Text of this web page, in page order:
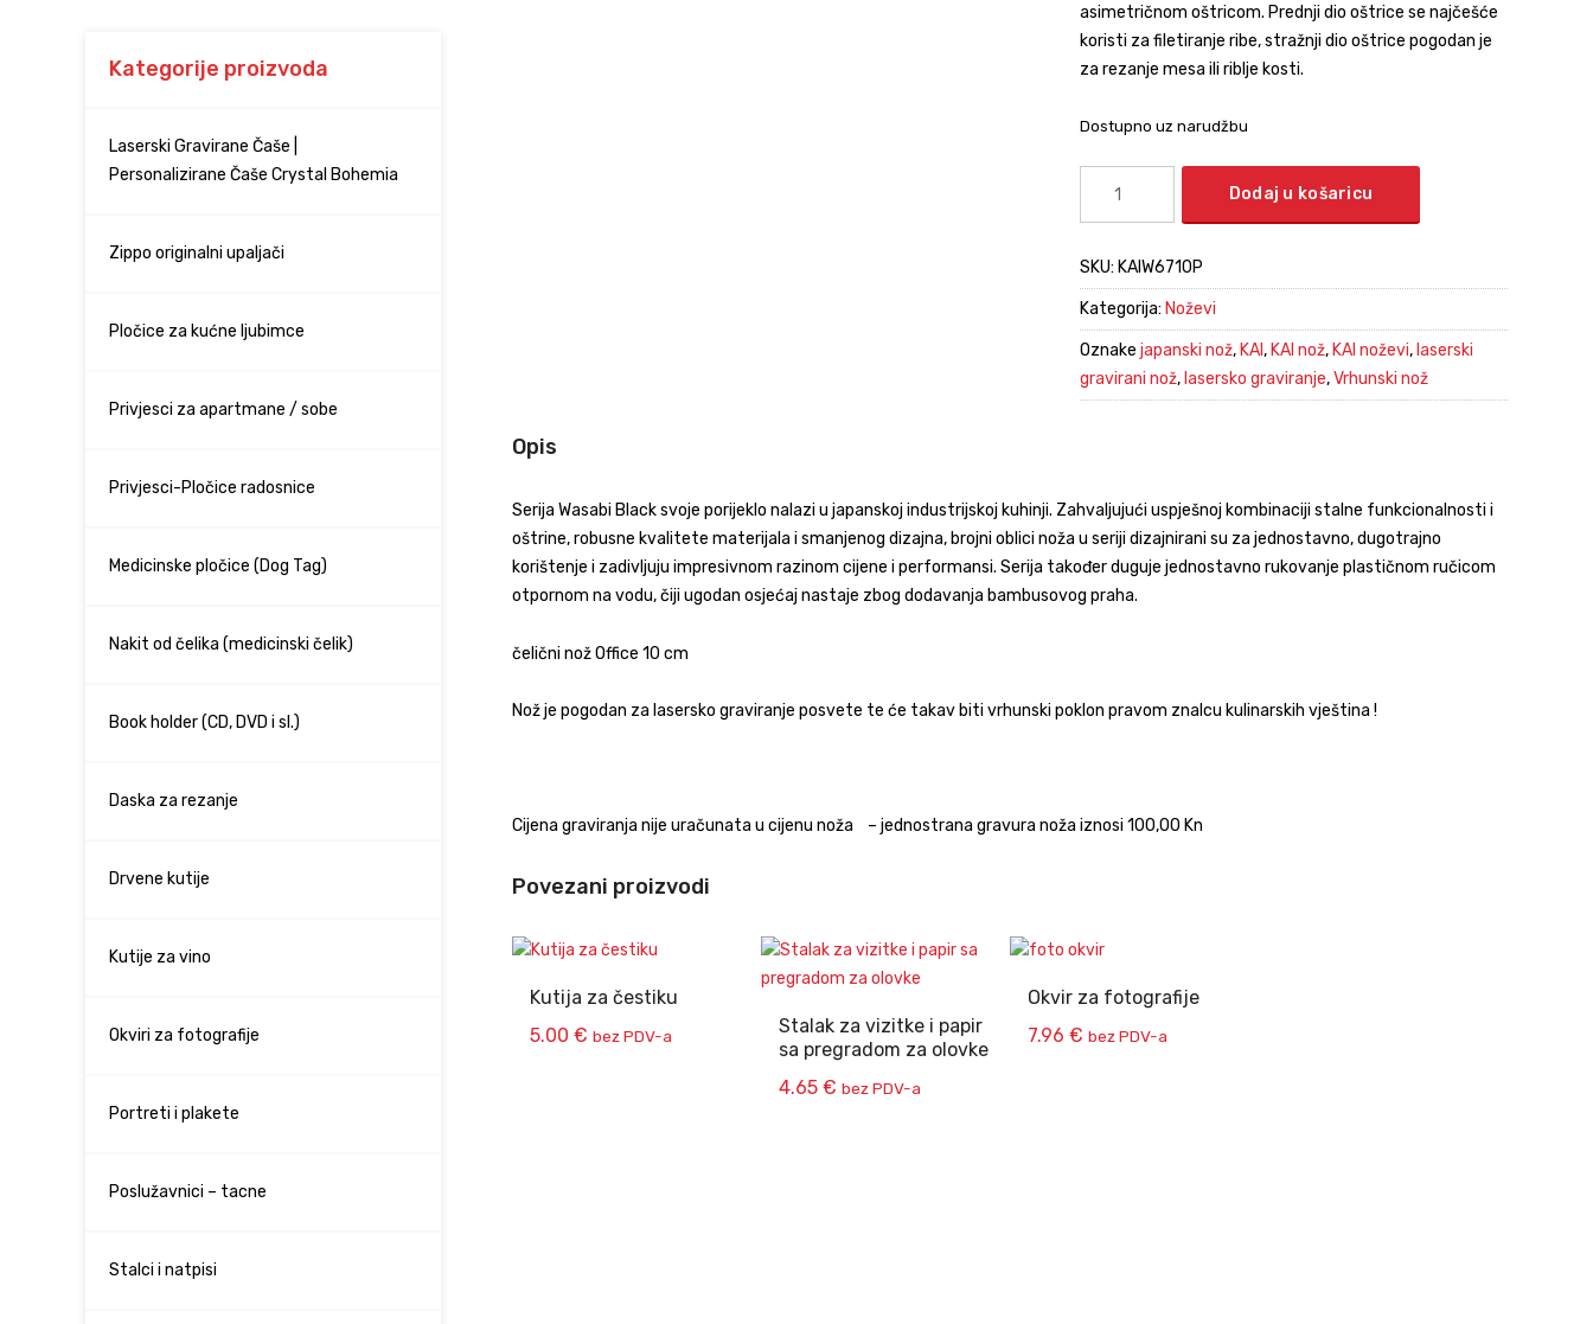
asimetričnom oštricom. Prednji dio oštrice se najčešće
koristi za filetiranje ribe, stražnji dio oštrice pogodan je
za rezanje mesa ili riblje kosti.
Dostupno uz narudžbu
Dodaj u košaricu
SKU: KAIW6710P
Kategorija: Noževi
Oznake japanski nož, KAI, KAI nož, KAI noževi, laserski
gravirani nož, lasersko graviranje,Vrhunski nož
Opis
Serija Wasabi Black svoje porijeklo nalazi u japanskoj industrijskoj kuhinji. Zahvaljujući uspješnoj kombinaciji stalne funkcionalnosti i
oštrine, robusne kvalitete materijala i smanjenog dizajna, brojni oblici noža u seriji dizajnirani su za jednostavno, dugotrajno
korištenje i zadivljuju impresivnom razinom cijene i performansi. Serija također duguje jednostavno rukovanje plastičnom ručicom
otpornom na vodu, čiji ugodan osjećaj nastaje zbog dodavanja bambusovog praha.
čelični nož Office 10 cm
Nož je pogodan za lasersko graviranje posvete te će takav biti vrhunski poklon pravom znalcu kulinarskih vještina !
Cijena graviranja nije uračunata u cijenu noža – jednostrana gravura noža iznosi 100,00 Kn
Povezani proizvodi
Kutija za čestiku
5.00 € bez PDV-a
Stalak za vizitke i papir
sa pregradom za olovke
4.65 € bez PDV-a
Okvir za fotografije
7.96 € bez PDV-a
Kategorije proizvoda
Laserski Gravirane Čaše |
Personalizirane Čaše Crystal Bohemia
Zippo originalni upaljači
Pločice za kućne ljubimce
Privjesci za apartmane / sobe
Privjesci-Pločice radosnice
Medicinske pločice (Dog Tag)
Nakit od čelika (medicinski čelik)
Book holder (CD, DVD i sl.)
Daska za rezanje
Drvene kutije
Kutije za vino
Okviri za fotografije
Portreti i plakete
Poslužavnici – tacne
Stalci i natpisi